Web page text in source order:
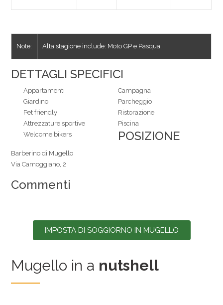
Note: Alta stagione include: Moto GP e Pasqua.
DETTAGLI SPECIFICI
Appartamenti
Campagna
Giardino
Parcheggio
Pet friendly
Ristorazione
Attrezzature sportive
Piscina
Welcome bikers
POSIZIONE
Barberino di Mugello
Via Camoggiano, 2
Commenti
IMPOSTA DI SOGGIORNO IN MUGELLO
Mugello in a nutshell